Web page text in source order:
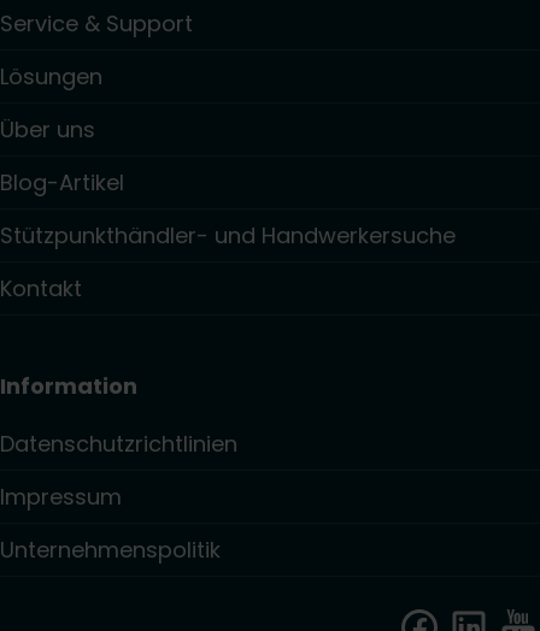
Service & Support
Lösungen
Über uns
Blog-Artikel
Stützpunkthändler- und Handwerkersuche
Kontakt
Information
Datenschutzrichtlinien
Impressum
Unternehmenspolitik